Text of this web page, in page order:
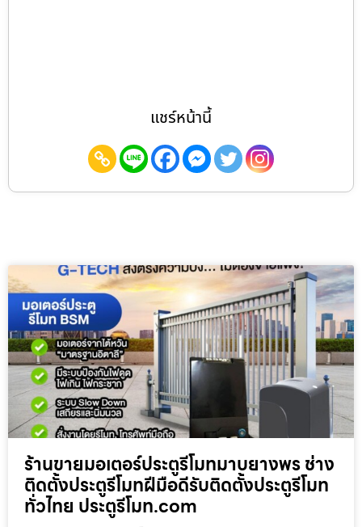
แชร์หน้านี้
ร้านขายมอเตอร์ประตูรีโมทมาบยางพร ช่าง
ติดตั้งประตูรีโมทฝีมือดีรับติดตั้งประตูรีโมท
ทั่วไทย ประตูรีโมท.com